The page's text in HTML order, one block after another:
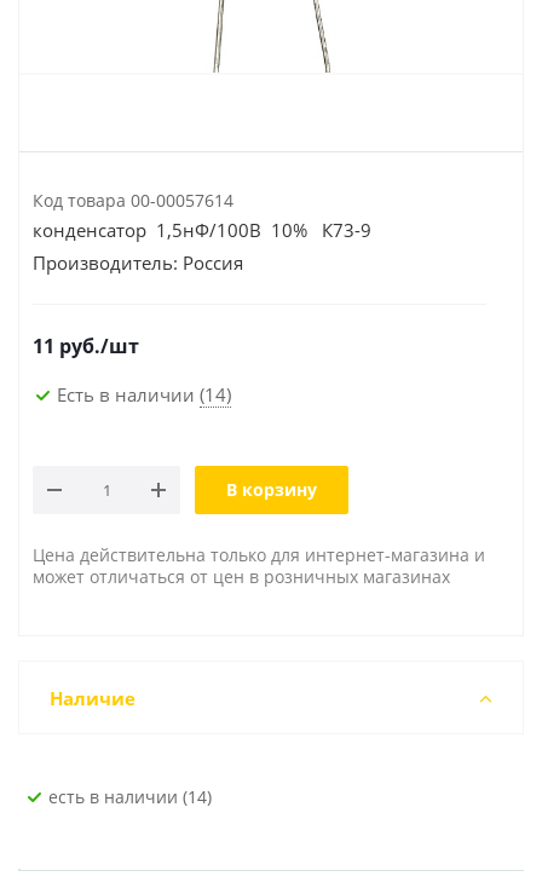
Код товара 00-00057614
конденсатор 1,5нФ/100В 10% К73-9
Производитель: Россия
11 руб./шт
Есть в наличии (14)
В корзину
Цена действительна только для интернет-магазина и
может отличаться от цен в розничных магазинах
Наличие
Есть в наличии (14)